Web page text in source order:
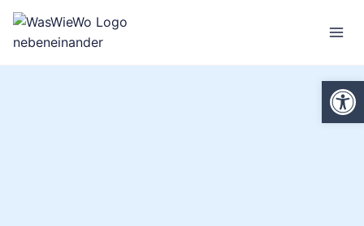
Zum
Inhalt
springen